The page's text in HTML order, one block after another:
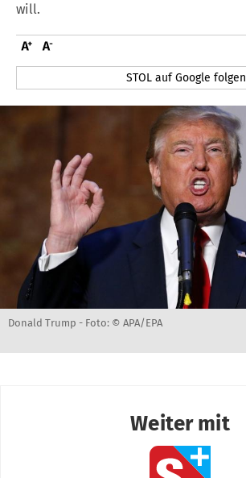
will.
STOL auf Google folgen
Donald Trump - Foto: © APA/EPA